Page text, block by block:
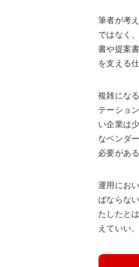
筆者が考
ではなく
書や提案
を支える
複雑にな
テーショ
い企業は
なベンダ
必要がある
運用にお
ばならな
たしたと
えていい。